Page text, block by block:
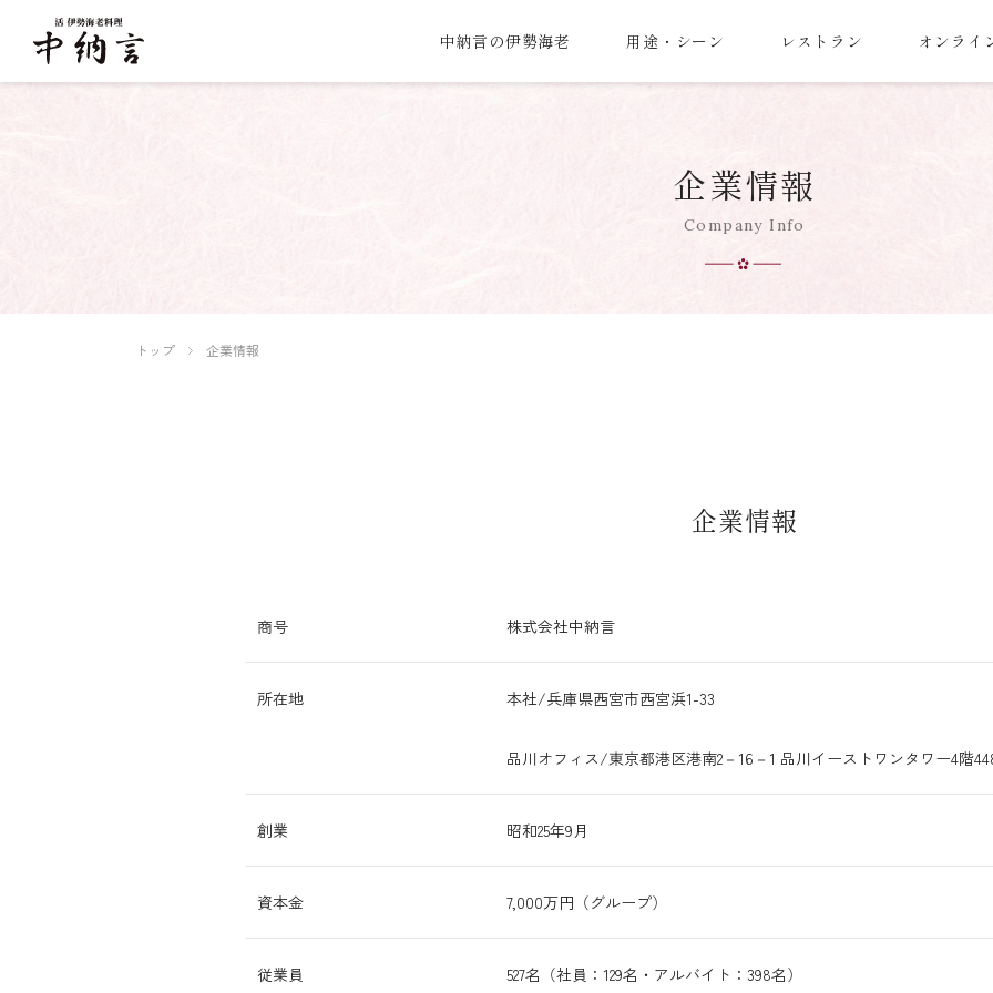
中納言の伊勢海老 用途・シーン レストラン オンライ
企業情報
Company Info
トップ 企業情報
企業情報
商号 株式会社中納言
所在地 本社/兵庫県西宮市西宮浜1-33
品川オフィス/東京都港区港南2－16－1 品川イーストワンタワー4階
創業 昭和25年9月
資本金 7,000万円（グループ）
従業員
527名（社員：129名・アルバイト：398名）